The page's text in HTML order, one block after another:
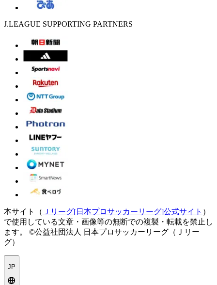
J.LEAGUE SUPPORTING PARTNERS
本サイト（ Ｊリーグ[日本プロサッカーリーグ]公式サイト ）
で使用している文章・画像等の無断での複製・転載を禁止し
ます。
©公益社団法人 日本プロサッカーリーグ（Ｊリー
グ）
JP